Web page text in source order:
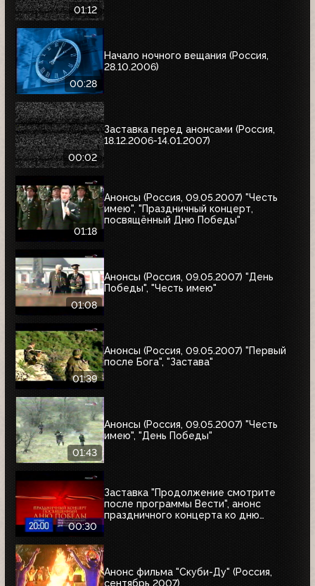
01:12
00:28
Начало ночного вещания (Россия,
28.10.2006)
00:02
Заставка перед анонсами (Россия,
18.12.2006-14.01.2007)
01:18
Анонсы (Россия, 09.05.2007) "Честь
имею", "Праздничный концерт,
посвящённый Дню Победы"
01:08
Анонсы (Россия, 09.05.2007) "День
Победы", "Честь имею"
01:39
Анонсы (Россия, 09.05.2007) "Первый
после Бога", "Застава"
01:43
Анонсы (Россия, 09.05.2007) "Честь
имею", "День Победы"
00:30
Заставка "Продолжение смотрите
после программы Вести", анонс
праздничного концерта ко дню
Анонс фильма "Скуби-Ду" (Россия,
сентябрь 2007)